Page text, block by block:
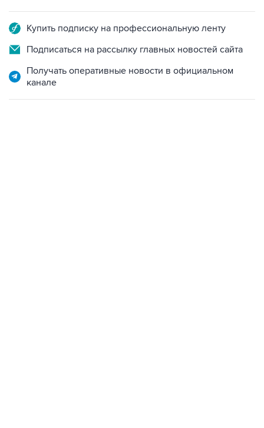
Купить подписку на профессиональную ленту
Подписаться на рассылку главных новостей сайта
Получать оперативные новости в официальном
канале